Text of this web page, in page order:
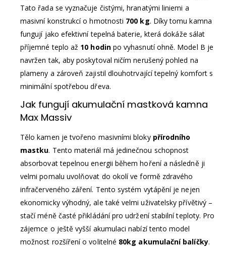
Tato řada se vyznačuje čistými, hranatými liniemi a
masivní konstrukcí o hmotnosti 700 kg. Díky tomu kamna
fungují jako efektivní tepelná baterie, která dokáže sálat
příjemné teplo až 10 hodinpo vyhasnutí ohně. Model B je
navržen tak, aby poskytoval ničím nerušený pohled na
plameny a zároveň zajistil dlouhotrvající tepelný komfort s
minimální spotřebou dřeva.
Jak fungují akumulační mastková kamna
Max Massiv
Tělo kamen je tvořeno masivními bloky přírodního
mastku. Tento materiál má jedinečnou schopnost
absorbovat tepelnou energii během hoření a následně ji
velmi pomalu uvolňovat do okolí ve formě zdravého
infračerveného záření. Tento systém vytápění je nejen
ekonomicky výhodný, ale také velmi uživatelsky přívětivý –
stačí méně časté přikládání pro udržení stabilní teploty. Pro
zájemce o ještě vyšší akumulaci nabízí tento model
možnost rozšíření o volitelné 80kg akumulační balíčky.